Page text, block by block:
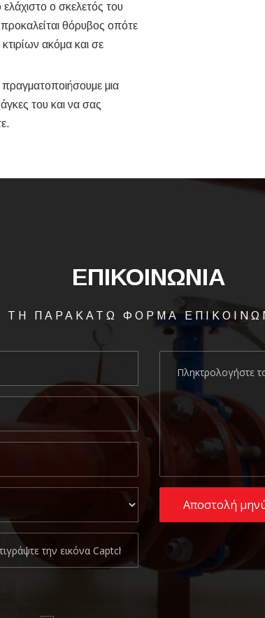
ελάχιστο ο σκελετός του
προκαλείται θόρυβος οπότε
ακόμα και σε
μια
του και να σας
ΕΠΙΚΟΙΝΩΝΙΑ
ΤΗ ΠΑΡΑΚΑΤΩ ΦΟΡΜΑ